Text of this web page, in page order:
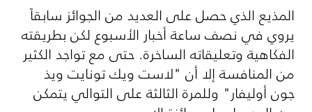
المذيع الذي حصل على العديد من الجوائز سابقاً
يروي في نصف ساعة أخبار الأسبوع لكن بطريقته
الفكاهية وتعليقاته الساخرة. حتى مع تواجد الكثير
من المنافسة إلا أن "لاست ويك تونايت ويذ
جون أوليفار" وللمرة الثالثة على التوالي يتمكن